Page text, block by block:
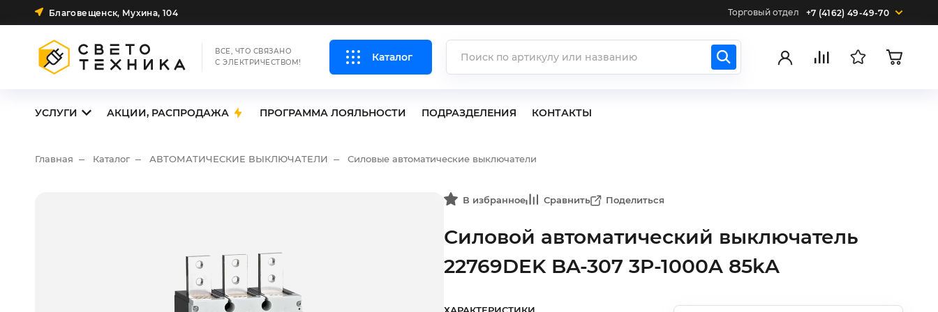
Благовещенск, Мухина, 104 Торговый отдел +7 (4162) 49-49-70
ВСЕ, ЧТО СВЯЗАНО
С ЭЛЕКТРИЧЕСТВОМ!
Каталог
УСЛУГИ АКЦИИ, РАСПРОДАЖА ПРОГРАММА ЛОЯЛЬНОСТИ ПОДРАЗДЕЛЕНИЯ КОНТАКТЫ
Главная Каталог АВТОМАТИЧЕСКИЕ ВЫКЛЮЧАТЕЛИ Силовые автоматические выключатели
В избранное Сравнить Поделиться
Силовой автоматический выключатель
22769DEK BA-307 3P-1000A 85kA